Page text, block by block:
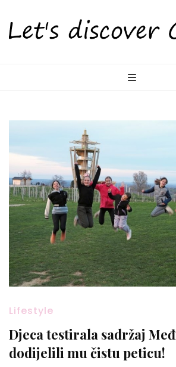
Lifestyle
Djeca testirala sadržaj
dodijelili mu čistu peticu!